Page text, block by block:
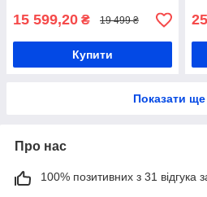
15 599,20 ₴ 19 499 ₴
Купити
Показати ще
Про нас
100% позитивних з 31 відгука